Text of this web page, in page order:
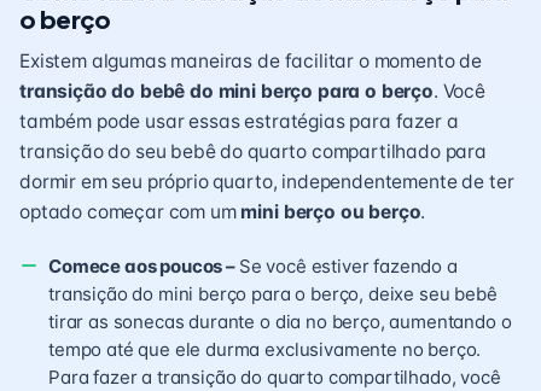
o berço
Existem algumas maneiras de facilitar o momento de
transição do bebê do mini berço para o berço. Você
também pode usar essas estratégias para fazer a
transição do seu bebê do quarto compartilhado para
dormir em seu próprio quarto, independentemente de ter
optado começar com um mini berço ou berço.
Comece aos poucos – Se você estiver fazendo a
transição do mini berço para o berço, deixe seu bebê
tirar as sonecas durante o dia no berço, aumentando o
tempo até que ele durma exclusivamente no berço.
Para fazer a transição do quarto compartilhado, você